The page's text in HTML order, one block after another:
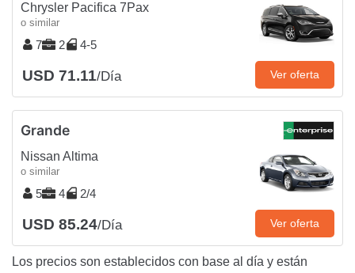
Chrysler Pacifica 7Pax
o similar
7 2 4-5
USD 71.11/Día Ver oferta
Grande
Nissan Altima
o similar
5 4 2/4
USD 85.24/Día Ver oferta
Los precios son establecidos con base al día y están